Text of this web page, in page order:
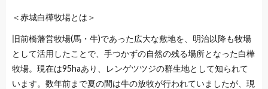
＜赤城白樺牧場とは＞
旧前橋藩営牧場(馬・牛)であった広大な敷地を、明治以降も牧場
として活用したことで、手つかずの自然の残る場所となった白樺
牧場。現在は95haあり、レンゲツツジの群生地として知られて
います。数年前まで夏の間は牛の放牧が行われていましたが、現